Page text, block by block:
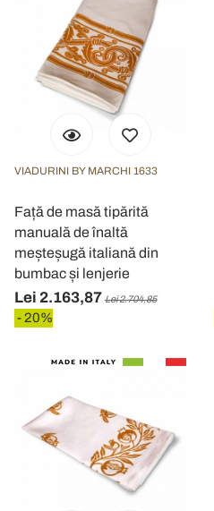
VIADURINI BY MARCHI 1633
Față de masă tipărită
manuală de înaltă
meșteșugă italiană din
bumbac și lenjerie
Lei 2.163,87 Lei 2.704,85
- 20%